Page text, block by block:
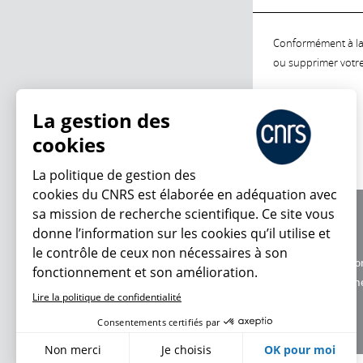
Conformément à
ou supprimer
Charte
Données
La gestion des
cookies
La politique de gestion des
cookies du CNRS est élaborée en adéquation avec
sa mission de recherche scientifique. Ce site vous
donne l’information sur les cookies qu’il utilise et
le contrôle de ceux non nécessaires à son
fonctionnement et son amélioration.
Lire la politique de confidentialité
Consentements certifiés par
Non merci Je choisis OK pour moi